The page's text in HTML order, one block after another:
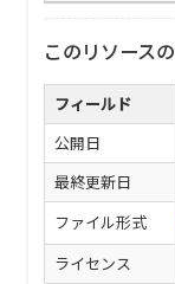
このリソース
フィールド
公開日
最終更新日
ファイル形式
ライセンス